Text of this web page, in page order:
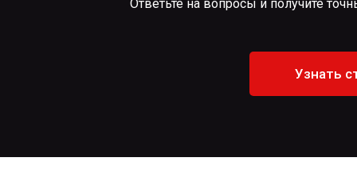
Ответьте на вопросы и получите
Узнать